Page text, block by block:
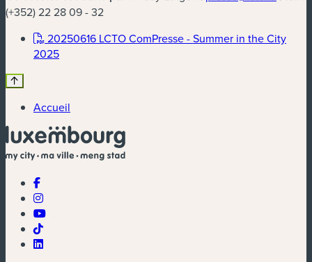
(+352) 22 28 09 - 32
20250616 LCTO ComPresse - Summer in the City
2025(nouvelle fenêtre)
Accueil